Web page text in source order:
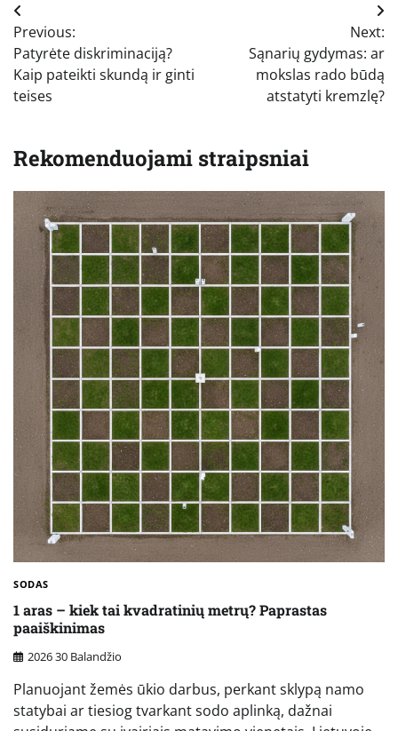
Navigacija
tarp
įrašų
Previous:
Patyrėte diskriminaciją?
Kaip pateikti skundą ir ginti
teises
Next:
Sąnarių gydymas: ar
mokslas rado būdą
atstatyti kremzlę?
Rekomenduojami straipsniai
SODAS
1 aras – kiek tai kvadratinių metrų? Paprastas
paaiškinimas
2026 30 Balandžio
Planuojant žemės ūkio darbus, perkant sklypą namo
statybai ar tiesiog tvarkant sodo aplinką, dažnai